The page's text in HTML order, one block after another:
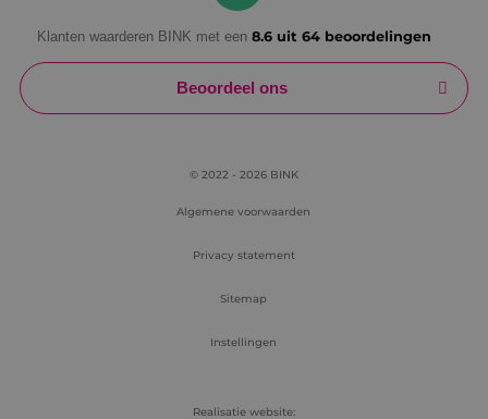
Klanten waarderen BINK met een 8.6 uit 64 beoordelingen
Beoordeel ons
© 2022 - 2026 BINK
Algemene voorwaarden
Privacy statement
Sitemap
Instellingen
Realisatie website:
weken